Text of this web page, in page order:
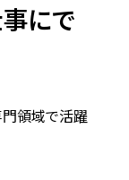
にで
領域で活躍